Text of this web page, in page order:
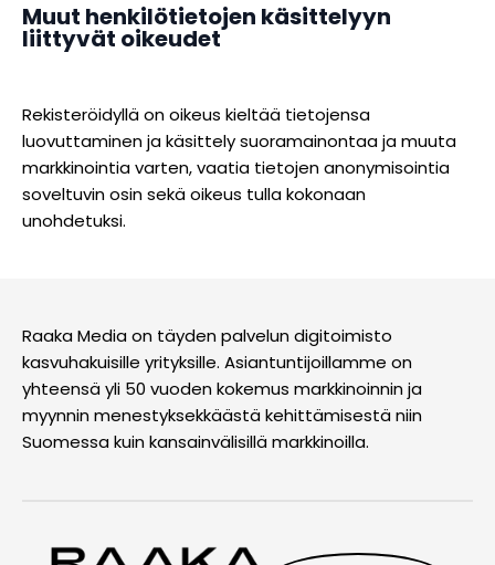
Muut henkilötietojen käsittelyyn
liittyvät oikeudet
Rekisteröidyllä on oikeus kieltää tietojensa
luovuttaminen ja käsittely suoramainontaa ja muuta
markkinointia varten, vaatia tietojen anonymisointia
soveltuvin osin sekä oikeus tulla kokonaan
unohdetuksi.
Raaka Media on täyden palvelun digitoimisto
kasvuhakuisille yrityksille. Asiantuntijoillamme on
yhteensä yli 50 vuoden kokemus markkinoinnin ja
myynnin menestyksekkäästä kehittämisestä niin
Suomessa kuin kansainvälisillä markkinoilla.